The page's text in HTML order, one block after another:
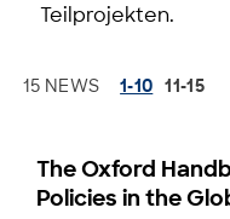
Teilprojekten.
15 NEWS 1-10 11-15
The Oxford
Policies in the